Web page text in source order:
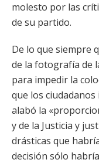
molesto por las
de su partido.
De lo que siempre
de la fotografía de
para impedir la
que los
alabó la
y de la Justicia y
drásticas que
decisión sólo